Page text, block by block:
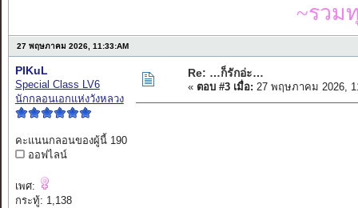
~รวม
27 พฤษภาคม 2026, 11:33:AM
PIKuL
Special Class LV6
นักกลอนเอกแห่งวังหลวง
คะแนนกลอนของผู้นี้ 190
ออฟไลน์
เพศ:
กระทู้: 1,138
Re: …ก็รักอ่ะ…
« ตอบ #3 เมื่อ: 27 พฤษภาคม 2026,